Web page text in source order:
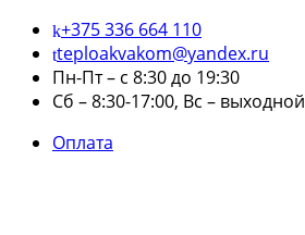
+375 336 664 110
teploakvakom@yandex.ru
Пн-Пт – с 8:30 до 19:30
Сб – 8:30-17:00, Вс – выходной
Оплата